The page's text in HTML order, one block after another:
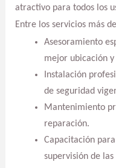
atractivo para todos los
Entre los servicios más
Asesoramiento
mejor ubicación y
Instalación
de seguridad
Mantenimiento
reparación.
Capacitación
supervisión de